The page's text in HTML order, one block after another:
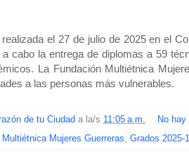
el 27 de julio de 2025 en el
cabo la entrega de diplomas a 59
La Fundación Multiétnica
a las personas más vulnerables.
de tu Ciudad a la/s 11:05 a.m.
No
Multiétnica Mujeres Guerreras Grados 2025-